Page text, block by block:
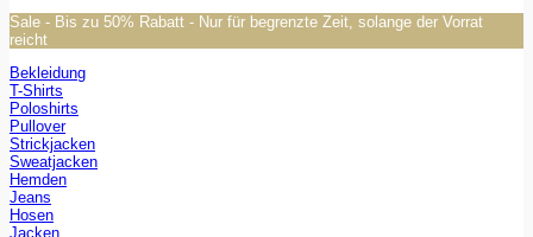
Sale - Bis zu 50% Rabatt - Nur für begrenzte Zeit, solange der Vorrat
reicht
Bekleidung
T-Shirts
Poloshirts
Pullover
Strickjacken
Sweatjacken
Hemden
Jeans
Hosen
Jacken